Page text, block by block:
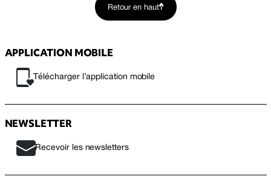
Retour en haut
APPLICATION MOBILE
Télécharger l’application mobile
NEWSLETTER
Recevoir les newsletters